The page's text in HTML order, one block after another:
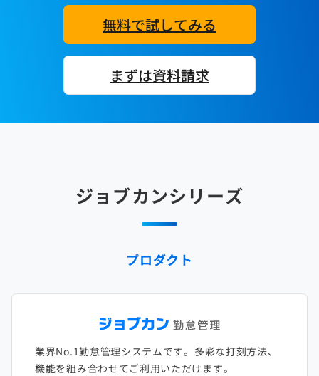
無料で試してみる
まずは資料請求
ジョブカンシリーズ
プロダクト
業界No.1勤怠管理システムです。多彩な打刻方法、
機能を組み合わせてご利用いただけます。